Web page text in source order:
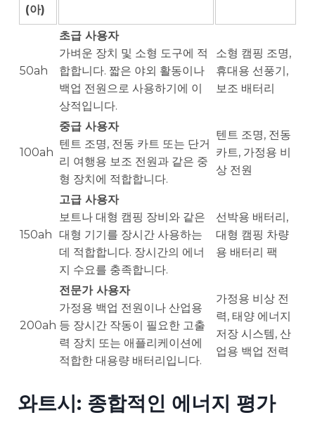
(아)
50ah
초급 사용자
가벼운 장치 및 소형 도구에 적
합합니다. 짧은 야외 활동이나
백업 전원으로 사용하기에 이
상적입니다.
소형 캠핑 조명,
휴대용 선풍기,
보조 배터리
100ah
중급 사용자
텐트 조명, 전동 카트 또는 단거
리 여행용 보조 전원과 같은 중
형 장치에 적합합니다.
텐트 조명, 전동
카트, 가정용 비
상 전원
150ah
고급 사용자
보트나 대형 캠핑 장비와 같은
대형 기기를 장시간 사용하는
데 적합합니다. 장시간의 에너
지 수요를 충족합니다.
선박용 배터리,
대형 캠핑 차량
용 배터리 팩
200ah
전문가 사용자
가정용 백업 전원이나 산업용
등 장시간 작동이 필요한 고출
력 장치 또는 애플리케이션에
적합한 대용량 배터리입니다.
가정용 비상 전
력, 태양 에너지
저장 시스템, 산
업용 백업 전력
와트시: 종합적인 에너지 평가